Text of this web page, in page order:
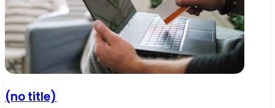
(no title)